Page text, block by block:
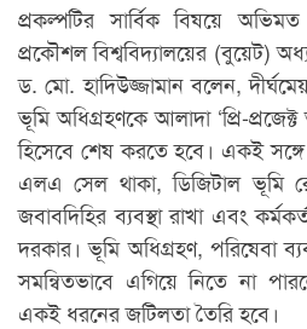
প্রকল্পটির সার্বিক বিষয়ে
প্রকৌশল বিশ্ববিদ্যালয়ের (বুয়েট)
ড. মো. হাদিউজ্জামান বলেন,
ভূমি অধিগ্রহণকে আলাদা ‘প্রি-
হিসেবে শেষ করতে হবে। একই সঙ্গে
এলএ সেল থাকা, ডিজিটাল ভূমি
জবাবদিহির ব্যবস্থা রাখা এবং
দরকার। ভূমি অধিগ্রহণ, পরিষেবা
সমন্বিতভাবে এগিয়ে নিতে না
একই ধরনের জটিলতা তৈরি হবে।